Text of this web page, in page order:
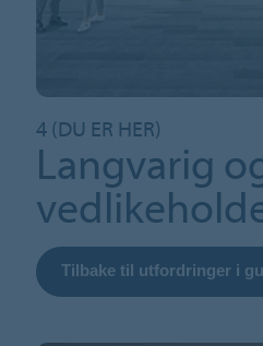
4 (DU ER HER)
Langvarig
Tilbake til utfordringer i